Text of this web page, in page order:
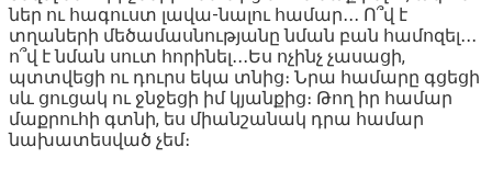
ներ ու հագուստ լավա-նալու համար․․․ Ո՞վ է
տղաների մեծամասնությանը նման բան համոզել․․․
ո՞վ է նման սուտ հորինել․․․Ես ոչինչ չասացի,
պտտվեցի ու դուրս եկա տնից։ Նրա համարը գցեցի
սև ցուցակ ու ջնջեցի իմ կյանքից։ Թող իր համար
մաքրուհի գտնի, ես միանշանակ դրա համար
նախատեսված չեմ։